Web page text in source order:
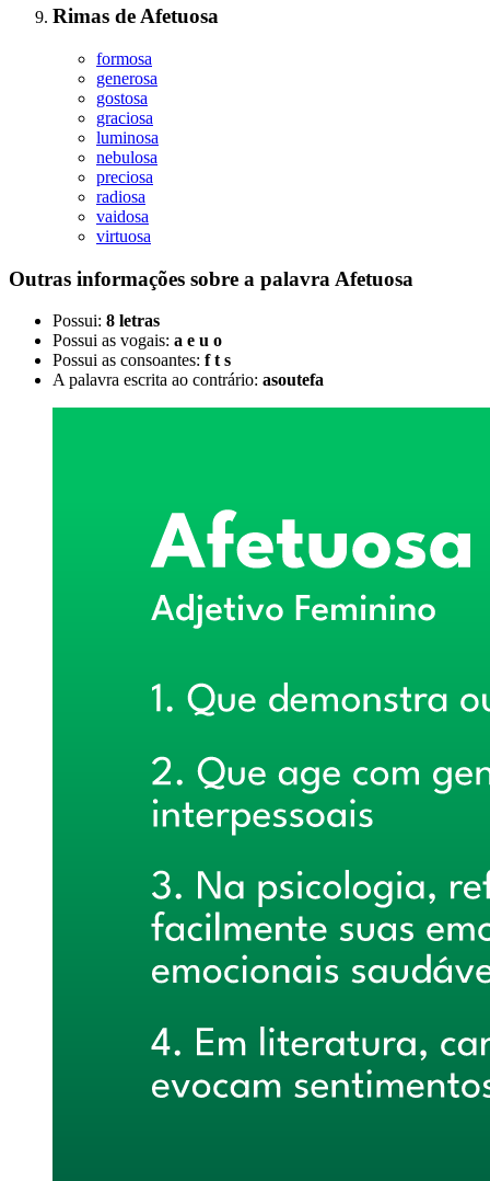
Rimas de Afetuosa
formosa
generosa
gostosa
graciosa
luminosa
nebulosa
preciosa
radiosa
vaidosa
virtuosa
Outras informações sobre a palavra Afetuosa
Possui: 8 letras
Possui as vogais: a e u o
Possui as consoantes: f t s
A palavra escrita ao contrário: asoutefa